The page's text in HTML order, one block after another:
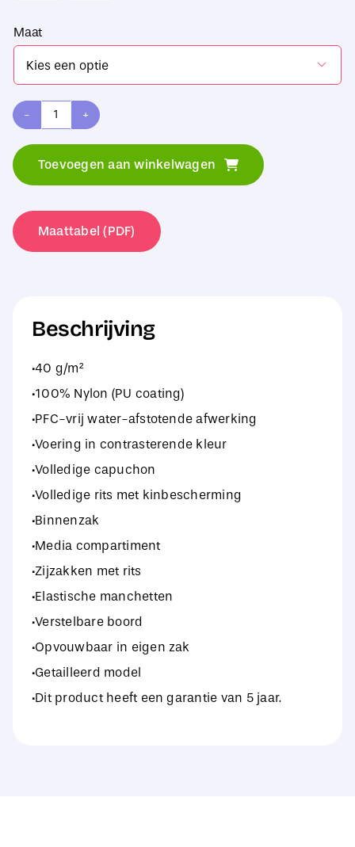
Maat

Stormtech
Stavanger
Jacket
aantal
Toevoegen aan winkelwagen
Maattabel (PDF)
Beschrijving
·40 g/m²
·100% Nylon (PU coating)
·PFC-vrij water-afstotende afwerking
·Voering in contrasterende kleur
·Volledige capuchon
·Volledige rits met kinbescherming
·Binnenzak
·Media compartiment
·Zijzakken met rits
·Elastische manchetten
·Verstelbare boord
·Opvouwbaar in eigen zak
·Getailleerd model
·Dit product heeft een garantie van 5 jaar.